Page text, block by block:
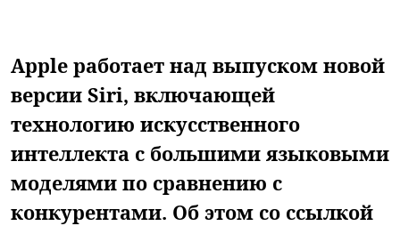
Apple работает над выпуском новой
версии Siri, включающей
технологию искусственного
интеллекта с большими языковыми
моделями по сравнению с
конкурентами. Об этом со ссылкой